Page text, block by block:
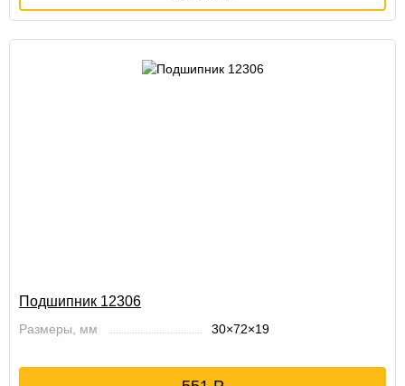
Подшипник 12306
Размеры, мм 30×72×19